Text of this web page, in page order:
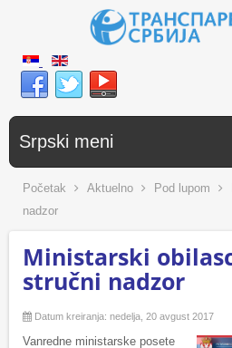
Srpski meni
Početak Aktuelno Pod lupom
nadzor
Ministarski
stručni nadzor
Datum kreiranja: nedelja, 20 avgust 2017
Vanredne ministarske posete